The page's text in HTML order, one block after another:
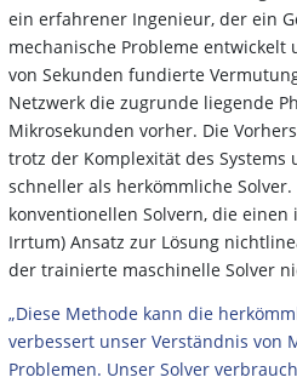
ein erfahrener Ingenieur, der ein
mechanische Probleme
von Sekunden fundierte
Netzwerk die zugrunde liegende
Mikrosekunden vorher. Die
trotz der Komplexität des Systems
schneller als herkömmliche Solver.
konventionellen Solvern, die
Irrtum) Ansatz zur Lösung
der trainierte maschinelle Solver
„Diese Methode kann die
verbessert unser Verständnis von
Problemen. Unser Solver